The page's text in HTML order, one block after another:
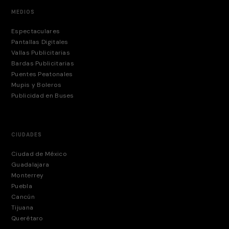
MEDIOS
Espectaculares
Pantallas Digitales
Vallas Publicitarias
Bardas Publicitarias
Puentes Peatonales
Mupis y Boleros
Publicidad en Buses
CIUDADES
Ciudad de México
Guadalajara
Monterrey
Puebla
Cancún
Tijuana
Querétaro